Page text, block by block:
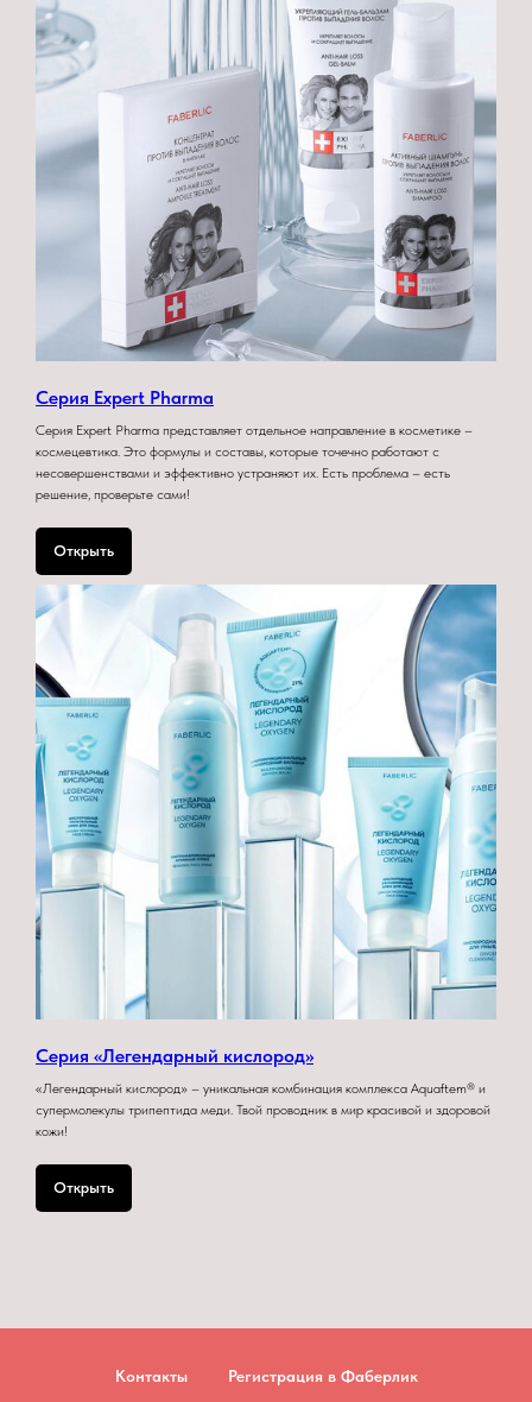
Серия Expert Pharma
Серия Expert Pharma представляет отдельное направление в косметике –
космецевтика. Это формулы и составы, которые точечно работают с
несовершенствами и эффективно устраняют их. Есть проблема – есть
решение, проверьте сами!
Открыть
Серия «Легендарный кислород»
«Легендарный кислород» – уникальная комбинация комплекса Aquaftem® и
супермолекулы трипептида меди. Твой проводник в мир красивой и здоровой
кожи!
Открыть
Контакты Регистрация в Фаберлик